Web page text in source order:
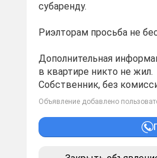
субаренду.
Риэлторам просьба не
Дополнительная
в квартире никто не жил.
Собственник, без
Объявление добавлено